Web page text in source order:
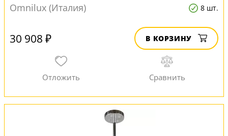
Omnilux (Италия) 8 шт.
30 908 ₽ В КОРЗИНУ